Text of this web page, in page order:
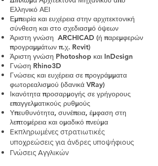
Ελληνικό ΑΕΙ
Εμπειρία και ευχέρεια στην αρχιτεκτονική
σύνθεση και στο σχεδιασμό όψεων
Άριστη γνώση ARCHICAD (ή παρεμφερών
προγραμμάτων π.χ. Revit)
Άριστη γνώση Photoshop και InDesign
Γνώση Rhino3D
Γνώσεις και ευχέρεια σε προγράμματα
φωτορεαλισμού (ιδανικά VRay)
Ικανότητα προσαρμογής σε γρήγορους
επαγγελματικούς ρυθμούς
Υπευθυνότητα, συνέπεια, έμφαση στη
λεπτομέρεια και ομαδικό πνεύμα
Εκπληρωμένες στρατιωτικές
υποχρεώσεις για άνδρες υποψήφιους
Γνώσεις Αγγλικών